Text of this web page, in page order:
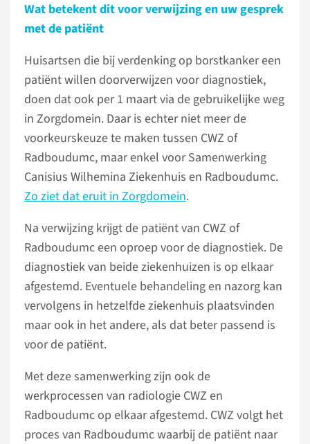
Wat betekent dit voor verwijzing en uw gesprek
met de patiënt
Huisartsen die bij verdenking op borstkanker een
patiënt willen doorverwijzen voor diagnostiek,
doen dat ook per 1 maart via de gebruikelijke weg
in Zorgdomein. Daar is echter niet meer de
voorkeurskeuze te maken tussen CWZ of
Radboudumc, maar enkel voor Samenwerking
Canisius Wilhemina Ziekenhuis en Radboudumc.
Zo ziet dat eruit in Zorgdomein.
Na verwijzing krijgt de patiënt van CWZ of
Radboudumc een oproep voor de diagnostiek. De
diagnostiek van beide ziekenhuizen is op elkaar
afgestemd. Eventuele behandeling en nazorg kan
vervolgens in hetzelfde ziekenhuis plaatsvinden
maar ook in het andere, als dat beter passend is
voor de patiënt.
Met deze samenwerking zijn ook de
werkprocessen van radiologie CWZ en
Radboudumc op elkaar afgestemd. CWZ volgt het
proces van Radboudumc waarbij de patiënt naar